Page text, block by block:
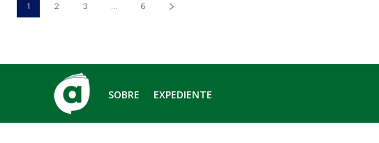
1 2 3 ... 6
SOBRE EXPEDIENTE